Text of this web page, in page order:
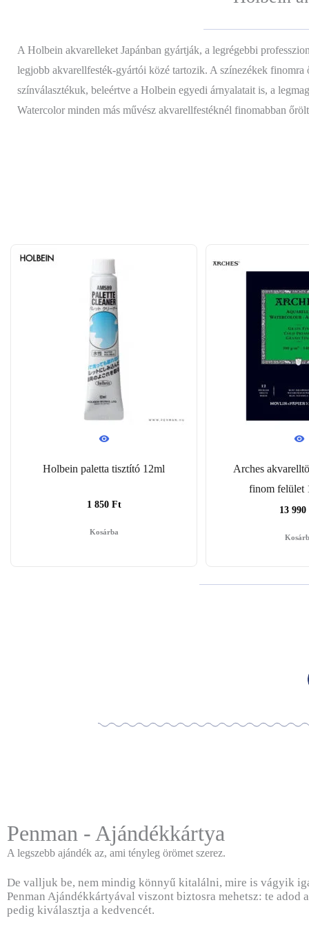
A Holbein akvarelleket Japánban gyártják, a legrégebbi
legjobb akvarellfesték-gyártói közé tartozik. A színezékek finomra
színválasztékuk, beleértve a Holbein egyedi árnyalatait is, a
Watercolor minden más művész akvarellfestéknél finomabban
Holbein paletta tisztító 12ml
1 850 Ft
Kosárba
Arches
finom felület
13 990
Penman - Ajándékkártya
A legszebb ajándék az, ami tényleg örömet szerez.
De valljuk be, nem mindig könnyű kitalálni, mire is vágyik
Penman Ajándékkártyával viszont biztosra mehetsz: te adod
pedig kiválasztja a kedvencét.